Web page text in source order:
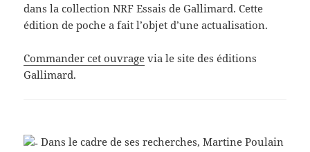
dans la collection NRF Essais de Gallimard. Cette
édition de poche a fait l’objet d’une actualisation.
Commander cet ouvrage via le site des éditions
Gallimard.
Dans le cadre de ses recherches, Martine Poulain